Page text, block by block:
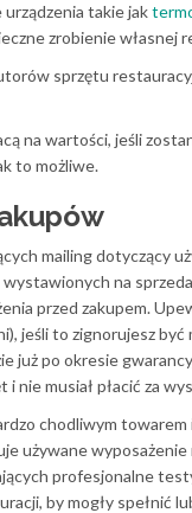
takie jak
zrobienie własnej
sprzętu
na wartości, jeśli
to możliwe.
mailing dotyczący
na
przed zakupem.
jeśli to zignorujesz być
już po okresie
nie musiał płacić za
chodliwym
używane
profesjonalne
by mogły spełnić